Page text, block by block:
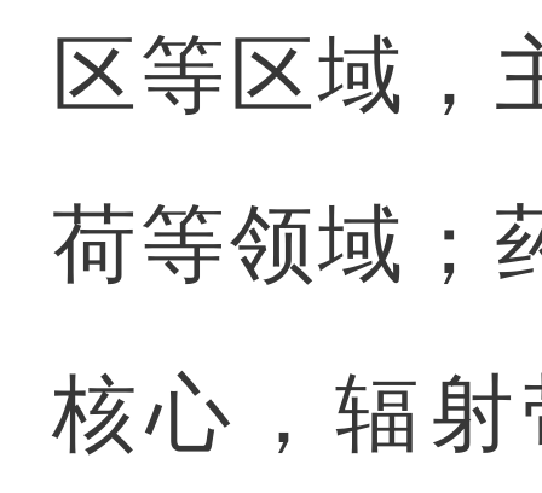
区等区域，
荷等领域；
核心，辐